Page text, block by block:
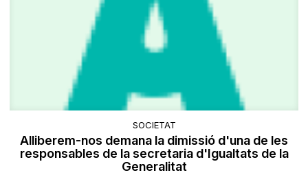
SOCIETAT
Alliberem-nos demana la dimissió d'una de les
responsables de la secretaria d'Igualtats de la
Generalitat